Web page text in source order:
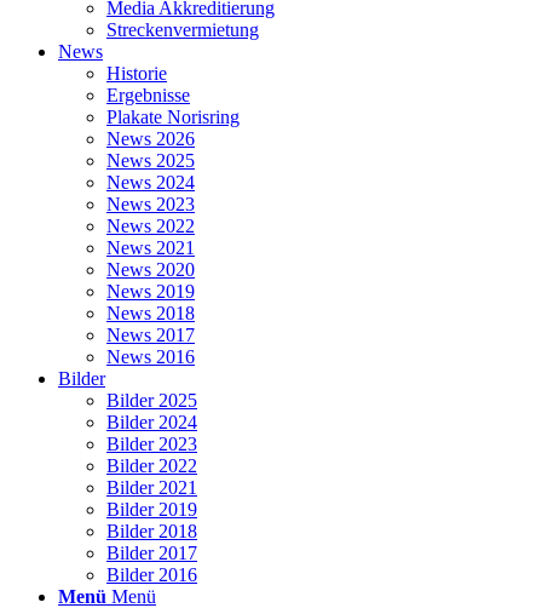
Media Akkreditierung
Streckenvermietung
News
Historie
Ergebnisse
Plakate Norisring
News 2026
News 2025
News 2024
News 2023
News 2022
News 2021
News 2020
News 2019
News 2018
News 2017
News 2016
Bilder
Bilder 2025
Bilder 2024
Bilder 2023
Bilder 2022
Bilder 2021
Bilder 2019
Bilder 2018
Bilder 2017
Bilder 2016
Menü Menü